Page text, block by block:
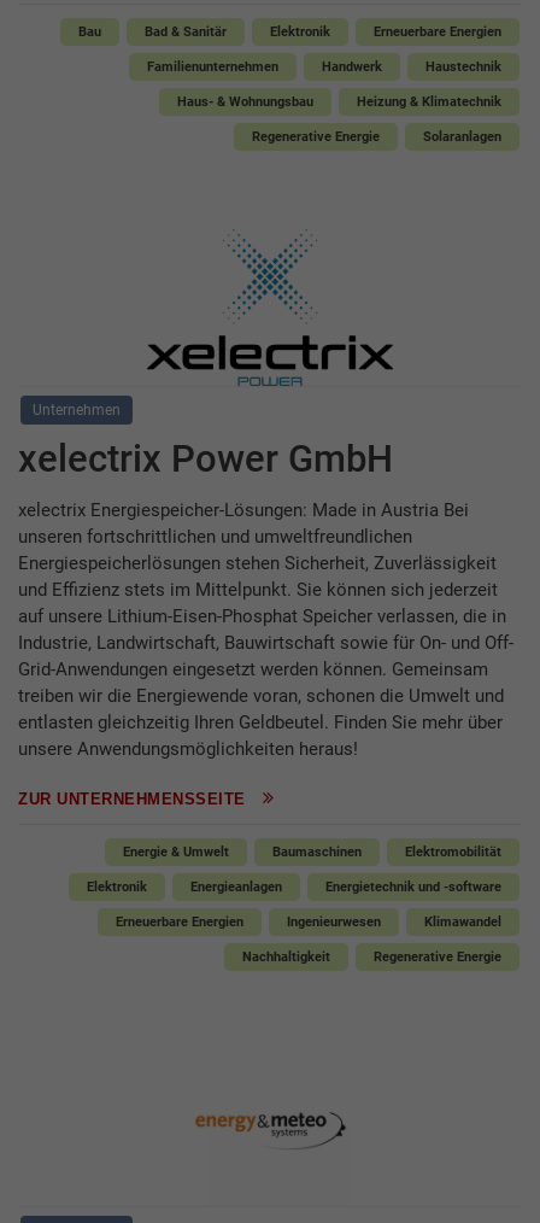
Bau Bad & Sanitär Elektronik Erneuerbare Energien
Familienunternehmen Handwerk Haustechnik
Haus- & Wohnungsbau Heizung & Klimatechnik
Regenerative Energie Solaranlagen
Unternehmen
xelectrix Power GmbH
xelectrix Energiespeicher-Lösungen: Made in Austria Bei
unseren fortschrittlichen und umweltfreundlichen
Energiespeicherlösungen stehen Sicherheit, Zuverlässigkeit
und Effizienz stets im Mittelpunkt. Sie können sich jederzeit
auf unsere Lithium-Eisen-Phosphat Speicher verlassen, die in
Industrie, Landwirtschaft, Bauwirtschaft sowie für On- und Off-
Grid-Anwendungen eingesetzt werden können. Gemeinsam
treiben wir die Energiewende voran, schonen die Umwelt und
entlasten gleichzeitig Ihren Geldbeutel. Finden Sie mehr über
unsere Anwendungsmöglichkeiten heraus!
ZUR UNTERNEHMENSSEITE
Energie & Umwelt Baumaschinen Elektromobilität
Elektronik Energieanlagen Energietechnik und -software
Erneuerbare Energien Ingenieurwesen Klimawandel
Nachhaltigkeit Regenerative Energie